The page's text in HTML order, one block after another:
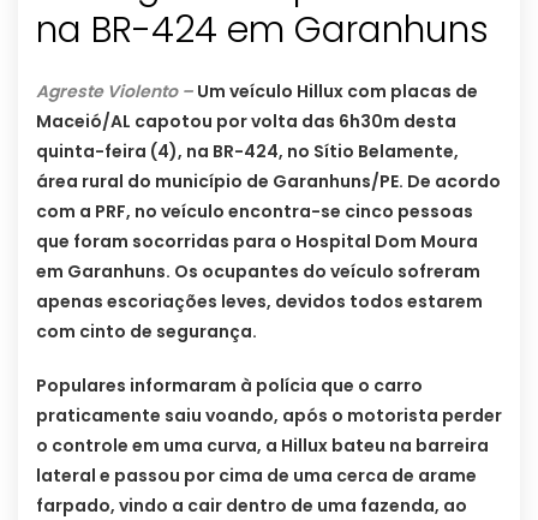
na BR-424 em Garanhuns
Agreste Violento – Um veículo Hillux com placas de
Maceió/AL capotou por volta das 6h30m desta
quinta-feira (4), na BR-424, no Sítio Belamente,
área rural do município de Garanhuns/PE. De acordo
com a PRF, no veículo encontra-se cinco pessoas
que foram socorridas para o Hospital Dom Moura
em Garanhuns. Os ocupantes do veículo sofreram
apenas escoriações leves, devidos todos estarem
com cinto de segurança.
Populares informaram à polícia que o carro
praticamente saiu voando, após o motorista perder
o controle em uma curva, a Hillux bateu na barreira
lateral e passou por cima de uma cerca de arame
farpado, vindo a cair dentro de uma fazenda, ao